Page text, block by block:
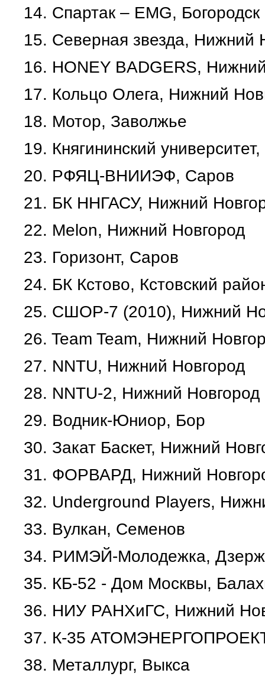
14. Спартак – EMG, Богородск
15. Северная звезда, Нижний
16. HONEY BADGERS,
17. Кольцо Олега, Нижний
18. Мотор, Заволжье
19. Княгининский
20. РФЯЦ-ВНИИЭФ, Саров
21. БК ННГАСУ, Нижний
22. Melon, Нижний Новгород
23. Горизонт, Саров
24. БК Кстово, Кстовский
25. СШОР-7 (2010), Нижний
26. Team Team, Нижний
27. NNTU, Нижний Новгород
28. NNTU-2, Нижний Новгород
29. Водник-Юниор, Бор
30. Закат Баскет, Нижний
31. ФОРВАРД, Нижний
32. Underground Players,
33. Вулкан, Семенов
34. РИМЭЙ-Молодежка,
35. КБ-52 - Дом Москвы,
36. НИУ РАНХиГС, Нижний
37. К-35
38. Металлург, Выкса